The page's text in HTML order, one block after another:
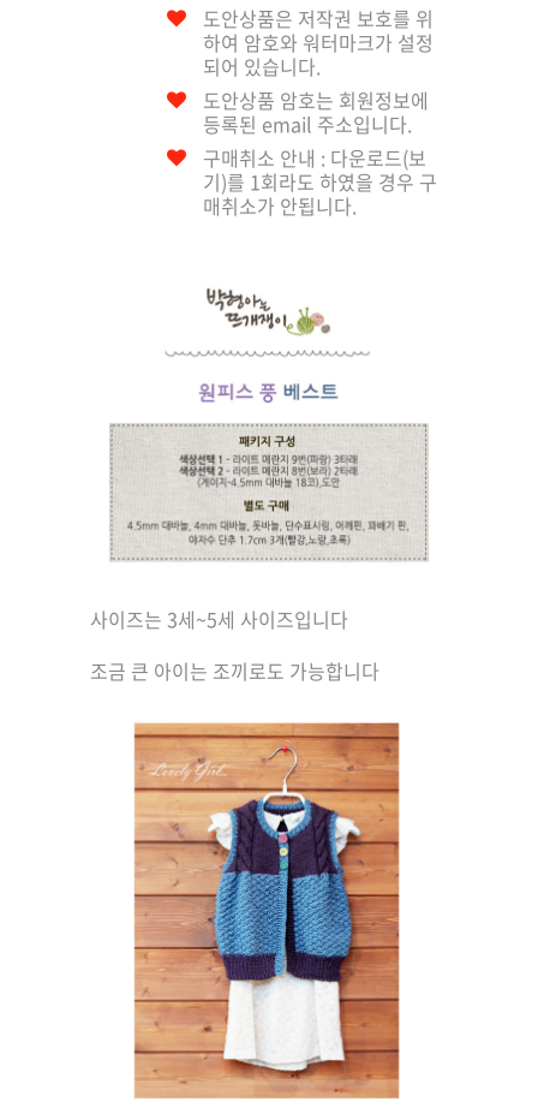
도안상품은 저작권 보호를 위
하여 암호와 워터마크가 설정
되어 있습니다.
도안상품 암호는 회원정보에
등록된 email 주소입니다.
구매취소 안내 : 다운로드(보
기)를 1회라도 하였을 경우 구
매취소가 안됩니다.
사이즈는 3세~5세 사이즈입니다
조금 큰 아이는 조끼로도 가능합니다